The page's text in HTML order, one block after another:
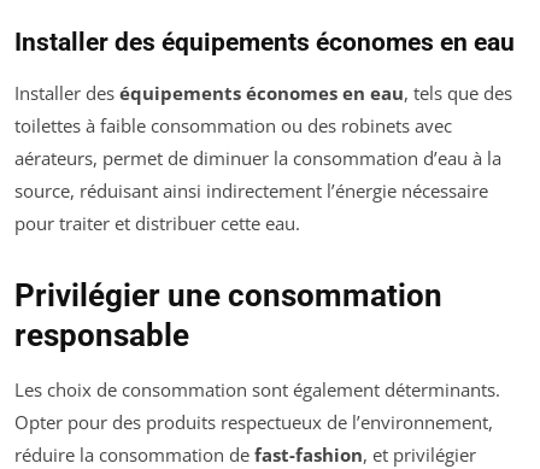
Installer des équipements économes en eau
Installer des équipements économes en eau, tels que des
toilettes à faible consommation ou des robinets avec
aérateurs, permet de diminuer la consommation d’eau à la
source, réduisant ainsi indirectement l’énergie nécessaire
pour traiter et distribuer cette eau.
Privilégier une consommation
responsable
Les choix de consommation sont également déterminants.
Opter pour des produits respectueux de l’environnement,
réduire la consommation de fast-fashion, et privilégier